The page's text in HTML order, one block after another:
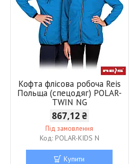
Кофта флісова робоча Reis
Польща (спецодяг) POLAR-
TWIN NG
867,12 ₴
Під замовлення
POLAR-KIDS N
Купити